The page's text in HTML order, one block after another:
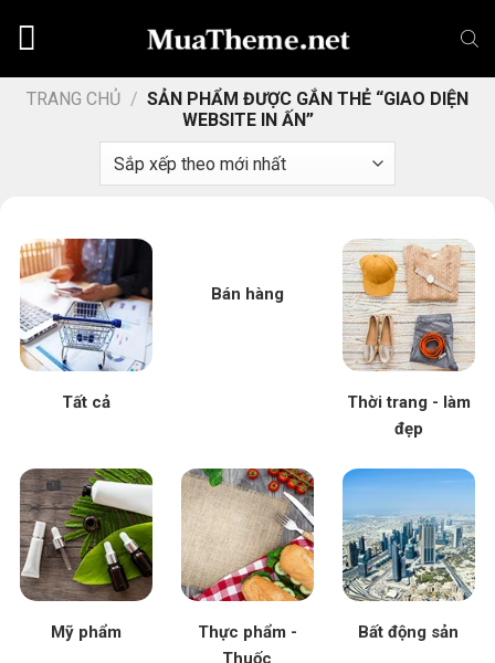
dungTRANG CHỦ / SẢN PHẨM ĐƯỢC GẮN THẺ “GIAO DIỆN
WEBSITE IN ẤN”
Tất cả
Bán hàng
Thời trang - làm
đẹp
Mỹ phẩm
Thực phẩm -
Thuốc
Bất động sản